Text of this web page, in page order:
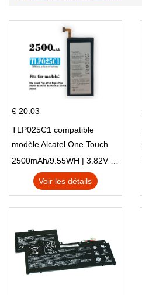
€ 20.03
TLP025C1 compatible
modèle Alcatel One Touch
Pop 4 Plus OT-5056D
2500mAh/9.55WH | 3.82V | Li-ion ...
Voir les détails